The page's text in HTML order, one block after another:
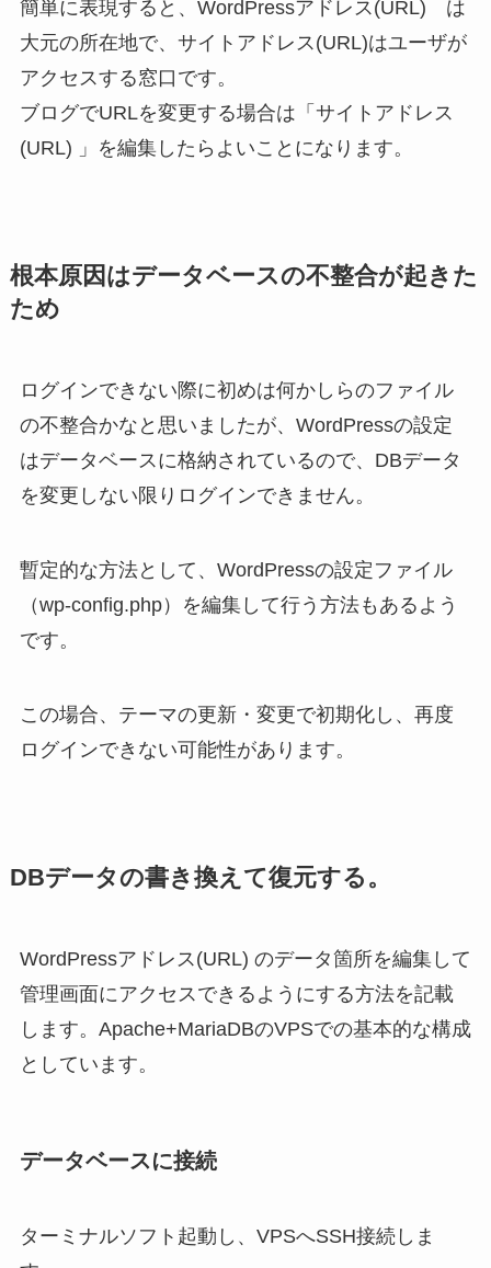
簡単に表現すると、WordPressアドレス(URL) は
大元の所在地で、サイトアドレス(URL)はユーザが
アクセスする窓口です。
ブログでURLを変更する場合は「サイトアドレス
(URL) 」を編集したらよいことになります。
根本原因はデータベースの不整合が起きた
ため
ログインできない際に初めは何かしらのファイル
の不整合かなと思いましたが、WordPressの設定
はデータベースに格納されているので、DBデータ
を変更しない限りログインできません。
暫定的な方法として、WordPressの設定ファイル
（wp-config.php）を編集して行う方法もあるよう
です。
この場合、テーマの更新・変更で初期化し、再度
ログインできない可能性があります。
DBデータの書き換えて復元する。
WordPressアドレス(URL) のデータ箇所を編集して
管理画面にアクセスできるようにする方法を記載
します。Apache+MariaDBのVPSでの基本的な構成
としています。
データベースに接続
ターミナルソフト起動し、VPSへSSH接続しま